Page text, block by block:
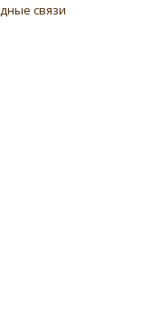
связи